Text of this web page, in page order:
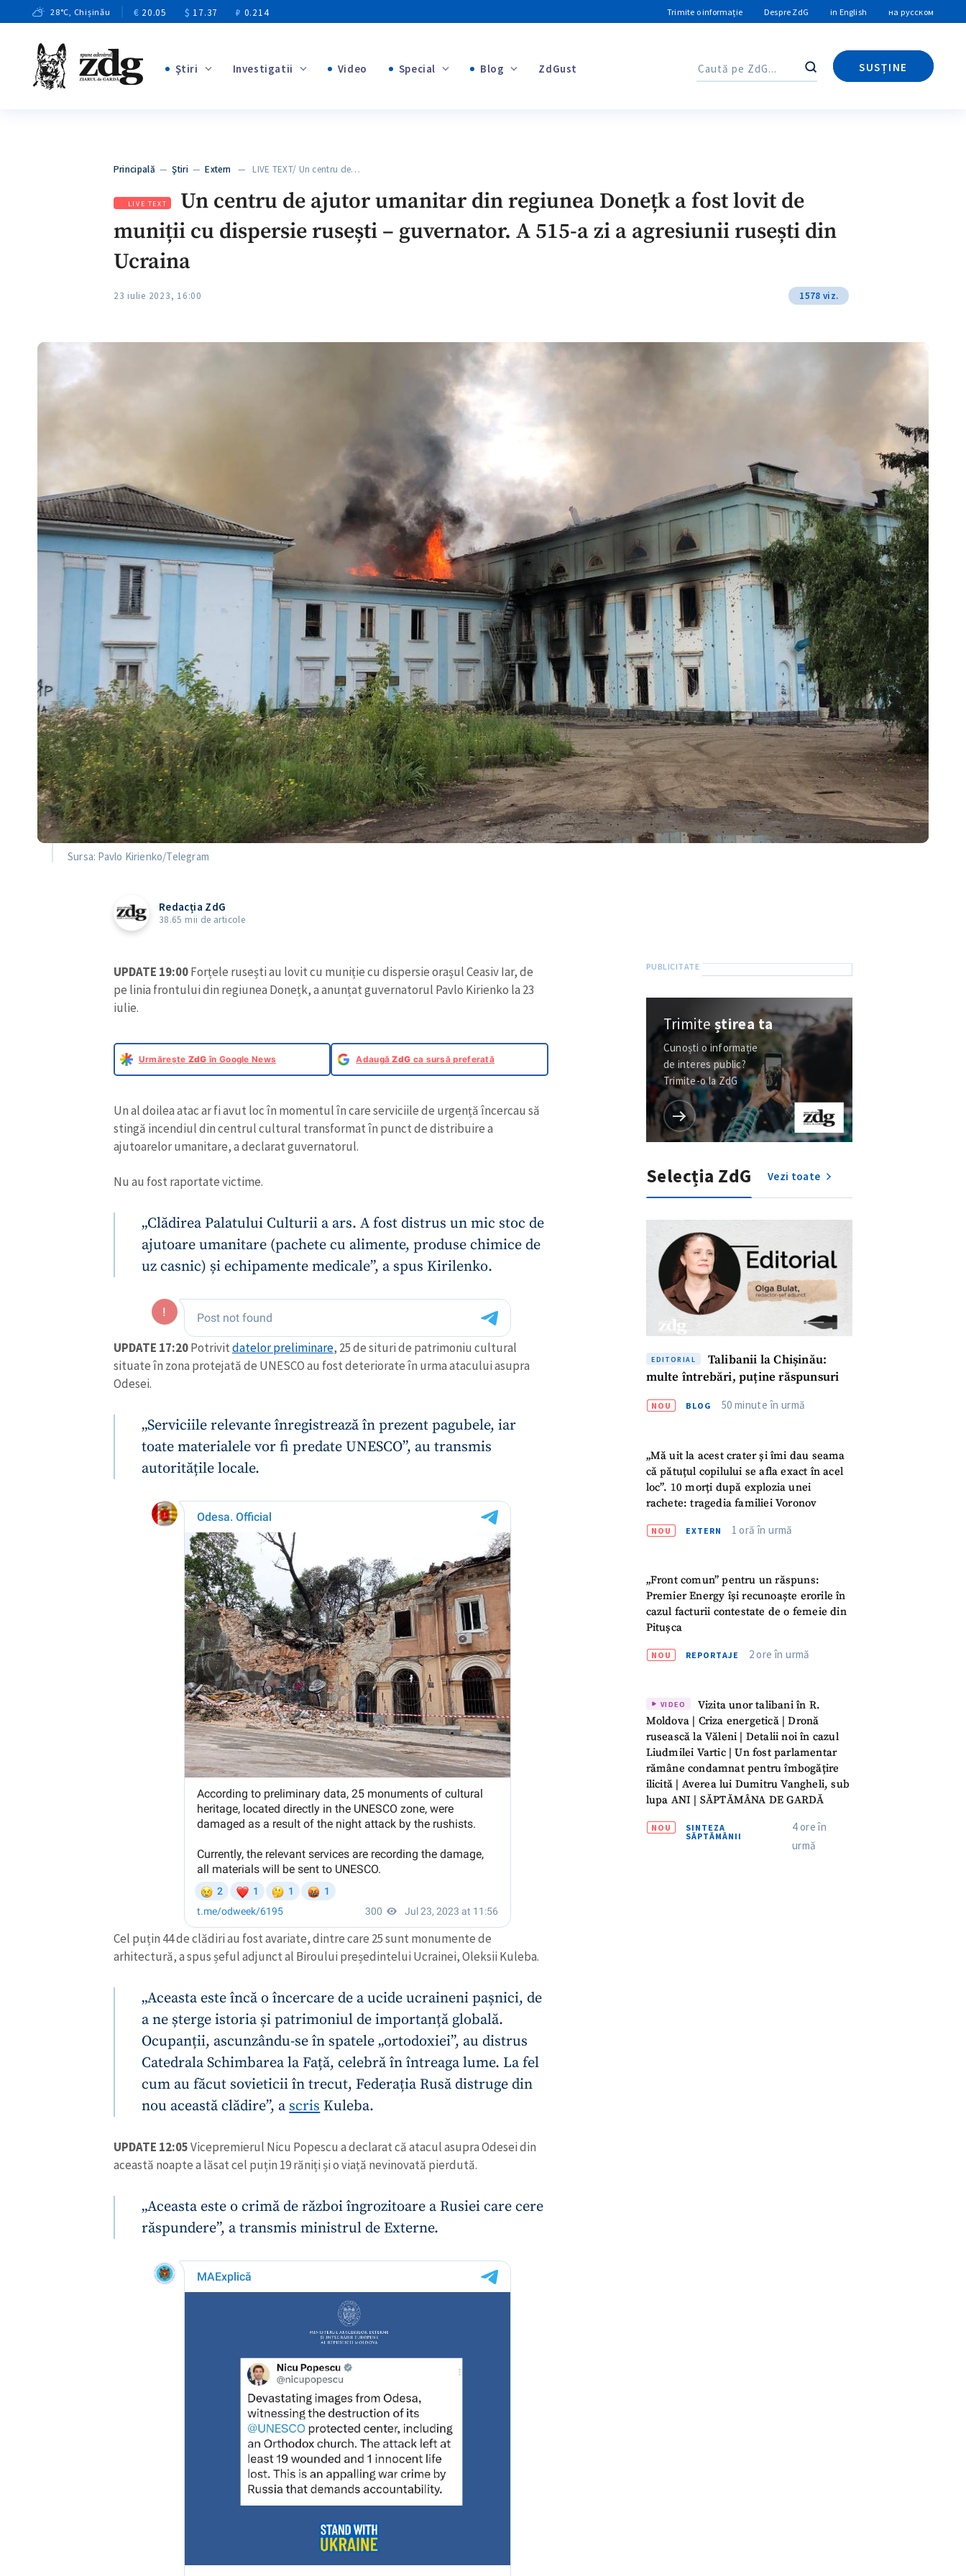
28°C, Chișinău € 20.05 $ 17.37 ₽ 0.214 Trimite o informație Despre ZdG in English на русском
Ştiri Investigatii Video Special Blog ZdGust Caută
SUSȚINE
Caută
Principală —Ştiri —Extern — LIVE TEXT/ Un centru de…
LIVE TEXT
Un centru de ajutor umanitar din regiunea Donețk a fost lovit de
muniții cu dispersie rusești – guvernator. A 515-a zi a agresiunii rusești din
Ucraina
23 iulie 2023, 16:00 1578 viz.
Sursa: Pavlo Kirienko/Telegram
Redacția ZdG
38.65 mii de articole
UPDATE 19:00Forțele rusești au lovit cu muniție cu dispersie orașul Ceasiv Iar, de
pe linia frontului din regiunea Donețk, a anunțat guvernatorul Pavlo Kirienko la 23
iulie.
Urmărește ZdG în Google News AdaugăZdG ca sursă preferată
Un al doilea atac ar fi avut loc în momentul în care serviciile de urgență încercau să
stingă incendiul din centrul cultural transformat în punct de distribuire a
ajutoarelor umanitare, a declarat guvernatorul.
Nu au fost raportate victime.
„Clădirea Palatului Culturii a ars. A fost distrus un mic stoc de
ajutoare umanitare (pachete cu alimente, produse chimice de
uz casnic) și echipamente medicale”, a spus Kirilenko.
UPDATE 17:20Potrivitdatelor preliminare, 25 de situri de patrimoniu cultural
situate în zona protejată de UNESCO au fost deteriorate în urma atacului asupra
Odesei.
„Serviciile relevante înregistrează în prezent pagubele, iar
toate materialele vor fi predate UNESCO”, au transmis
autoritățile locale.
Cel puțin 44 de clădiri au fost avariate, dintre care 25 sunt monumente de
arhitectură, a spus șeful adjunct al Biroului președintelui Ucrainei, Oleksii Kuleba.
„Aceasta este încă o încercare de a ucide ucraineni pașnici, de
a ne șterge istoria și patrimoniul de importanță globală.
Ocupanții, ascunzându-se în spatele „ortodoxiei”, au distrus
Catedrala Schimbarea la Față, celebră în întreaga lume. La fel
cum au făcut sovieticii în trecut, Federația Rusă distruge din
nou această clădire”, a scris Kuleba.
UPDATE 12:05Vicepremierul Nicu Popescu a declarat că atacul asupra Odesei din
această noapte a lăsat cel puțin 19 răniți și o viață nevinovată pierdută.
„Aceasta este o crimă de război îngrozitoare a Rusiei care cere
răspundere”, a transmis ministrul de Externe.
Trimiteștirea ta
Cunoști o informație
de interes public?
Trimite-o la ZdG
Selecția ZdG Vezi toate
EDITORIAL
Talibanii la Chișinău:
multe întrebări, puține răspunsuri
NOU BLOG 50 minute în urmă
„Mă uit la acest crater și îmi dau seama
că pătuțul copilului se afla exact în acel
loc”. 10 morți după explozia unei
rachete: tragedia familiei Voronov
NOU EXTERN 1 oră în urmă
„Front comun” pentru un răspuns:
Premier Energy își recunoaște erorile în
cazul facturii contestate de o femeie din
Pitușca
NOU REPORTAJE 2 ore în urmă
VIDEO
Vizita unor talibani în R.
Moldova | Criza energetică | Dronă
rusească la Văleni | Detalii noi în cazul
Liudmilei Vartic | Un fost parlamentar
rămâne condamnat pentru îmbogățire
ilicită | Averea lui Dumitru Vangheli, sub
lupa ANI | SĂPTĂMÂNA DE GARDĂ
NOU
SINTEZA
SĂPTĂMÂNII
4 ore în
urmă
ȘTIREA MEA
Titlu știre
Fotografie + Încarcă imagine
Link media + Link media
Mesajul știrei + Mesajul știrei
+ Emailul meu
+ Telefon personal